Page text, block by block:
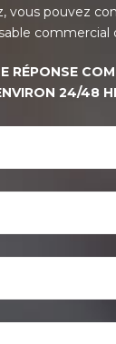
vous pouvez
commercial
RÉPONSE
24/48